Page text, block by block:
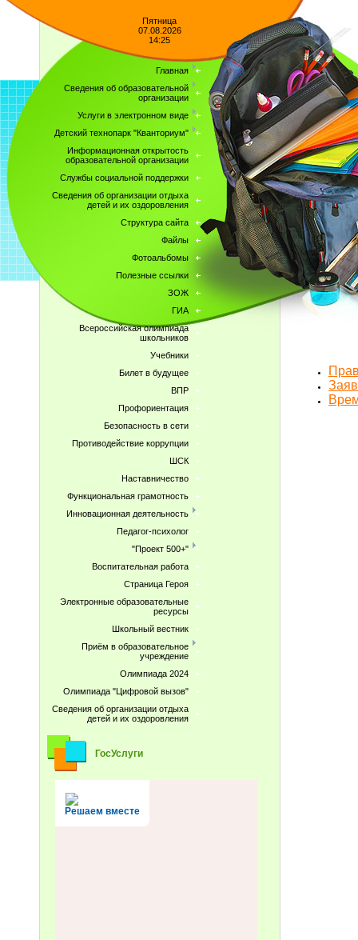
Пятница
07.08.2026
14:25
Главная
Сведения об образовательной
организации
Услуги в электронном виде
Детский технопарк "Кванториум"
Информационная открытость
образовательной организации
Службы социальной поддержки
Сведения об организации отдыха
детей и их оздоровления
Структура сайта
Файлы
Фотоальбомы
Полезные ссылки
ЗОЖ
ГИА
Всероссийская олимпиада
школьников
Учебники
Билет в будущее
ВПР
Профориентация
Безопасность в сети
Противодействие коррупции
ШСК
Наставничество
Функциональная грамотность
Инновационная деятельность
Педагог-психолог
"Проект 500+"
Воспитательная работа
Страница Героя
Электронные образовательные
ресурсы
Школьный вестник
Приём в образовательное
учреждение
Олимпиада 2024
Олимпиада "Цифровой вызов"
Сведения об организации отдыха
детей и их оздоровления
ГосУслуги
Решаем вместе